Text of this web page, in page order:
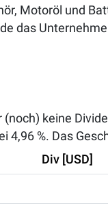
Motoröl und
das
keine
4,96 %. Das
Div [USD]